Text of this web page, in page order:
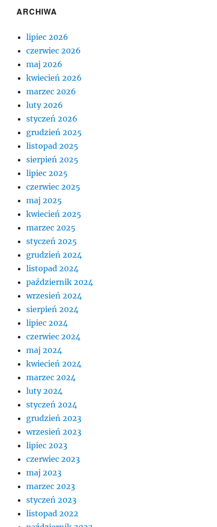
ARCHIWA
lipiec 2026
czerwiec 2026
maj 2026
kwiecień 2026
marzec 2026
luty 2026
styczeń 2026
grudzień 2025
listopad 2025
sierpień 2025
lipiec 2025
czerwiec 2025
maj 2025
kwiecień 2025
marzec 2025
styczeń 2025
grudzień 2024
listopad 2024
październik 2024
wrzesień 2024
sierpień 2024
lipiec 2024
czerwiec 2024
maj 2024
kwiecień 2024
marzec 2024
luty 2024
styczeń 2024
grudzień 2023
wrzesień 2023
lipiec 2023
czerwiec 2023
maj 2023
marzec 2023
styczeń 2023
listopad 2022